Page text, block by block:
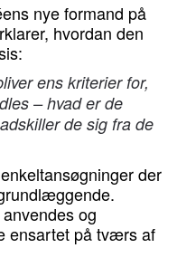
nye formand på
hvordan den
ens kriterier for,
– hvad er de
de sig fra de
der
og
ensartet på tværs af